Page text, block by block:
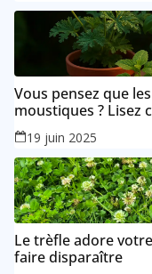
Vous pensez que
moustiques ? Lisez
19 juin 2025
Le trèfle adore
faire disparaître